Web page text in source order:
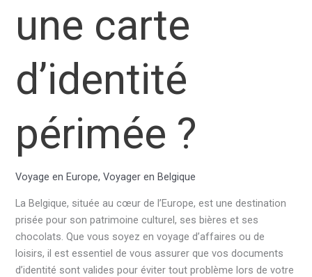
une carte
d’identité
périmée ?
Voyage en Europe,Voyager en Belgique
La Belgique, située au cœur de l’Europe, est une destination
prisée pour son patrimoine culturel, ses bières et ses
chocolats. Que vous soyez en voyage d’affaires ou de
loisirs, il est essentiel de vous assurer que vos documents
d’identité sont valides pour éviter tout problème lors de votre